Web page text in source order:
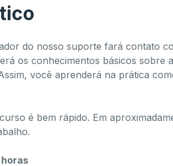
do nosso suporte fará contato
os conhecimentos básicos sobre
você aprenderá na prática
é bem rápido. Em